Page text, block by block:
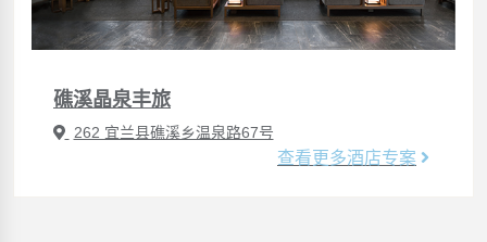
礁溪晶泉丰旅
262 宜兰县礁溪乡温泉路67号
查看更多酒店专案